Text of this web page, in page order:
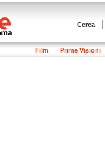
Cerca
Film Prime Visioni